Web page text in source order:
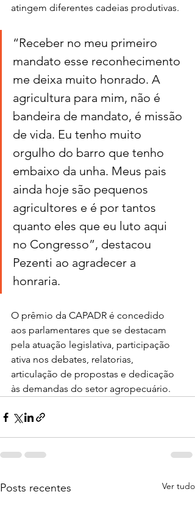
atingem diferentes cadeias produtivas.
“Receber no meu primeiro
mandato esse reconhecimento
me deixa muito honrado. A
agricultura para mim, não é
bandeira de mandato, é missão
de vida. Eu tenho muito
orgulho do barro que tenho
embaixo da unha. Meus pais
ainda hoje são pequenos
agricultores e é por tantos
quanto eles que eu luto aqui
no Congresso”, destacou
Pezenti ao agradecer a
honraria.
O prêmio da CAPADR é concedido
aos parlamentares que se destacam
pela atuação legislativa, participação
ativa nos debates, relatorias,
articulação de propostas e dedicação
às demandas do setor agropecuário.
Posts recentes Ver tudo